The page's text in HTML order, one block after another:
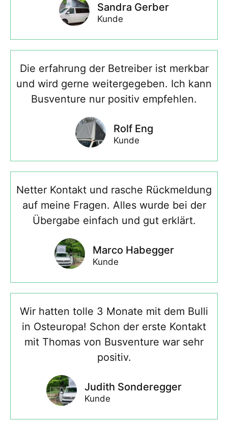
Sandra Gerber
Kunde
Die erfahrung der Betreiber ist merkbar
und wird gerne weitergegeben. Ich kann
Busventure nur positiv empfehlen.
Rolf Eng
Kunde
Netter Kontakt und rasche Rückmeldung
auf meine Fragen. Alles wurde bei der
Übergabe einfach und gut erklärt.
Marco Habegger
Kunde
Wir hatten tolle 3 Monate mit dem Bulli
in Osteuropa! Schon der erste Kontakt
mit Thomas von Busventure war sehr
positiv.
Judith Sonderegger
Kunde